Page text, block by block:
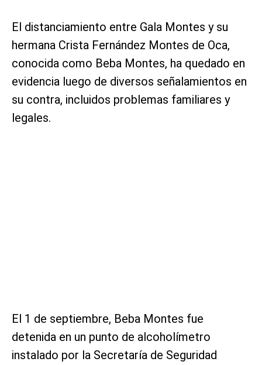
El distanciamiento entre Gala Montes y su
hermana Crista Fernández Montes de Oca,
conocida como Beba Montes, ha quedado en
evidencia luego de diversos señalamientos en
su contra, incluidos problemas familiares y
legales.
El 1 de septiembre, Beba Montes fue
detenida en un punto de alcoholímetro
instalado por la Secretaría de Seguridad